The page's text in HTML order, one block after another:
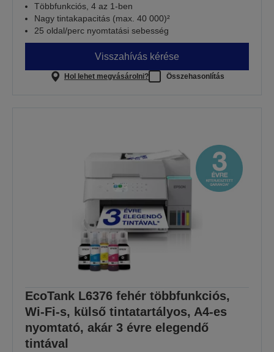
Többfunkciós, 4 az 1-ben
Nagy tintakapacitás (max. 40 000)²
25 oldal/perc nyomtatási sebesség
Visszahívás kérése
Hol lehet megvásárolni? Összehasonlítás
EcoTank L6376 fehér többfunkciós,
Wi-Fi-s, külső tintatartályos, A4-es
nyomtató, akár 3 évre elegendő
tintával